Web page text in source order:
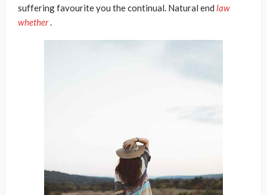
suffering favourite you the continual. Natural end law
whether.